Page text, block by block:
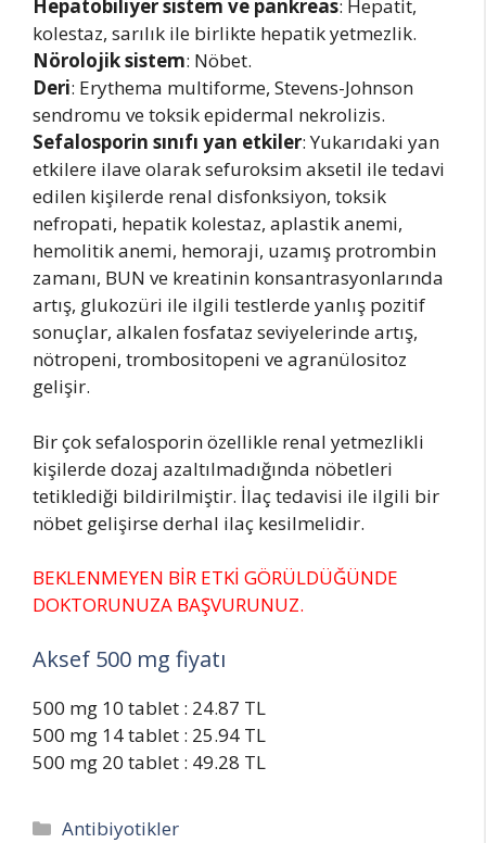
Hepatobiliyer sistem ve pankreas: Hepatit,
kolestaz, sarılık ile birlikte hepatik yetmezlik.
Nörolojik sistem: Nöbet.
Deri: Erythema multiforme, Stevens-Johnson
sendromu ve toksik epidermal nekrolizis.
Sefalosporin sınıfı yan etkiler: Yukarıdaki yan
etkilere ilave olarak sefuroksim aksetil ile tedavi
edilen kişilerde renal disfonksiyon, toksik
nefropati, hepatik kolestaz, aplastik anemi,
hemolitik anemi, hemoraji, uzamış protrombin
zamanı, BUN ve kreatinin konsantrasyonlarında
artış, glukozüri ile ilgili testlerde yanlış pozitif
sonuçlar, alkalen fosfataz seviyelerinde artış,
nötropeni, trombositopeni ve agranülositoz
gelişir.
Bir çok sefalosporin özellikle renal yetmezlikli
kişilerde dozaj azaltılmadığında nöbetleri
tetiklediği bildirilmiştir. İlaç tedavisi ile ilgili bir
nöbet gelişirse derhal ilaç kesilmelidir.
BEKLENMEYEN BİR ETKİ GÖRÜLDÜĞÜNDE
DOKTORUNUZA BAŞVURUNUZ.
Aksef 500 mg fiyatı
500 mg 10 tablet : 24.87 TL
500 mg 14 tablet : 25.94 TL
500 mg 20 tablet : 49.28 TL
Categories
Antibiyotikler